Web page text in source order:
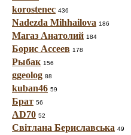
korostenec 436
Nadezda Mihhailova 186
Магаз Анатолий 184
Борис Ассеев 178
Рыбак 156
ggeolog 88
kuban46 59
Брат 56
AD70 52
Світлана Бериславська 49